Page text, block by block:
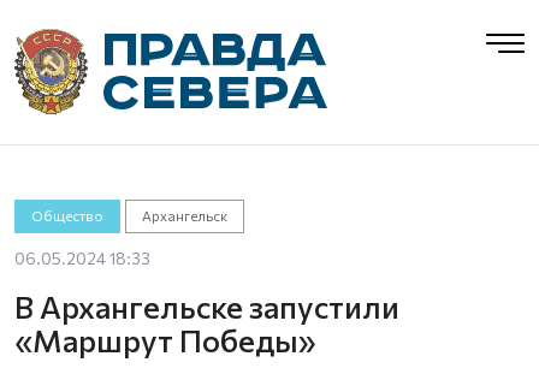
Общество Архангельск
06.05.2024 18:33
В Архангельске запустили
«Маршрут Победы»